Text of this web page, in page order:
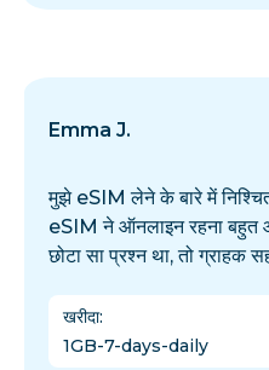
Emma J.
मुझे eSIM लेने के बारे में
eSIM ने ऑनलाइन रहना बहुत
छोटा सा प्रश्न था, तो ग्राहक
खरीदा:
1GB-7-days-daily